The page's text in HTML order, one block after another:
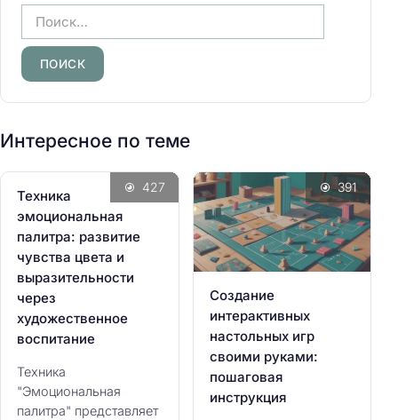
а
й
т
и
Интересное по теме
Техника
эмоциональная
палитра: развитие
чувства цвета и
выразительности
через
художественное
воспитание
Техника
"Эмоциональная
палитра" представляет
427
Создание
интерактивных
настольных игр
своими руками:
пошаговая
инструкция
391